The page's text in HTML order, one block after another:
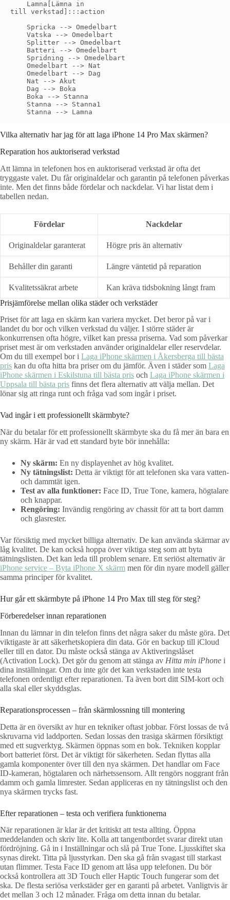
    Lamna[Lämna in
till verkstad]:::action
    Spricka --> Omedelbart
    Vatska --> Omedelbart
    Splitter --> Omedelbart
    Batteri --> Omedelbart
    Spridning --> Omedelbart
    Omedelbart --> Nat
    Omedelbart --> Dag
    Nat --> Akut
    Dag --> Boka
    Boka --> Stanna
    Stanna --> Stanna1
Vilka alternativ har jag för att laga iPhone 14 Pro Max skärmen?
Reparation hos auktoriserad verkstad
Att lämna in telefonen hos en auktoriserad verkstad är ofta det
tryggaste valet. Du får originaldelar och garantin på telefonen påverkas
inte. Men det finns både fördelar och nackdelar. Vi har listat dem i
tabellen nedan.
Fördelar Nackdelar
Originaldelar garanterat Högre pris än alternativ
Behåller din garanti Längre väntetid på reparation
Kvalitetssäkrat arbete
Kan kräva tidsbokning långt fram
Prisjämförelse mellan olika städer och verkstäder
Priset för att laga en skärm kan variera mycket. Det beror på var i
landet du bor och vilken verkstad du väljer. I större städer är
konkurrensen ofta högre, vilket kan pressa priserna. Vad som påverkar
priset mest är om verkstaden använder originaldelar eller reservdelar.
Om du till exempel bor i Laga iPhone skärmen i Åkersberga till bästa
pris kan du ofta hitta bra priser om du jämför. Även i städer som Laga
iPhone skärmen i Eskilstuna till bästa pris och Laga iPhone skärmen i
Uppsala till bästa pris finns det flera alternativ att välja mellan. Det
lönar sig att ringa runt och fråga vad som ingår i priset.
Vad ingår i ett professionellt skärmbyte?
När du betalar för ett professionellt skärmbyte ska du få mer än bara en
ny skärm. Här är vad ett standard byte bör innehålla:
Ny skärm: En ny displayenhet av hög kvalitet.
Ny tätningslist: Detta är viktigt för att telefonen ska vara vatten-
och dammtät igen.
Test av alla funktioner: Face ID, True Tone, kamera, högtalare
och knappar.
Rengöring: Invändig rengöring av chassit för att ta bort damm
och glasrester.
Var försiktig med mycket billiga alternativ. De kan använda skärmar av
låg kvalitet. De kan också hoppa över viktiga steg som att byta
tätningslisten. Det kan leda till problem senare. Ett seriöst alternativ är
iPhone service – Byta iPhone X skärm men för din nyare modell gäller
samma principer för kvalitet.
Hur går ett skärmbyte på iPhone 14 Pro Max till steg för steg?
Förberedelser innan reparationen
Innan du lämnar in din telefon finns det några saker du måste göra. Det
viktigaste är att säkerhetskopiera din data. Gör en backup till iCloud
eller till en dator. Du måste också stänga av Aktiveringslåset
(Activation Lock). Det gör du genom att stänga av Hitta min iPhone i
dina inställningar. Om du inte gör det kan verkstaden inte testa
telefonen ordentligt efter reparationen. Ta även bort ditt SIM-kort och
alla skal eller skyddsglas.
Reparationsprocessen – från skärmlossning till montering
Detta är en översikt av hur en tekniker oftast jobbar. Först lossas de två
skruvarna vid laddporten. Sedan lossas den trasiga skärmen försiktigt
med ett sugverktyg. Skärmen öppnas som en bok. Tekniken kopplar
bort batteriet först. Det är viktigt för säkerheten. Sedan flyttas alla
gamla komponenter över till den nya skärmen. Det handlar om Face
ID-kameran, högtalaren och närhetssensorn. Allt rengörs noggrant från
damm och gamla limrester. Sedan appliceras en ny tätningslist och den
nya skärmen trycks fast.
Efter reparationen – testa och verifiera funktionerna
När reparationen är klar är det kritiskt att testa allting. Öppna
meddelanden och skriv lite. Kolla att tangentbordet svarar direkt utan
fördröjning. Gå in i Inställningar och slå på True Tone. Ljusskiftet ska
synas direkt. Titta på ljusstyrkan. Den ska gå från svagast till starkast
utan flimmer. Testa Face ID genom att låsa upp telefonen. Du bör
också kontrollera att 3D Touch eller Haptic Touch fungerar som det
ska. De flesta seriösa verkstäder ger en garanti på arbetet. Vanligtvis är
det mellan 3 och 12 månader. Fråga om detta innan du betalar.